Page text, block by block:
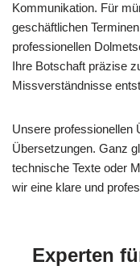
Kommunikation. Für
geschäftlichen
professionellen
Ihre Botschaft präzise
Missverständnisse
Unsere professionellen
Übersetzungen. Ganz
technische Texte oder
wir eine klare und
Experten